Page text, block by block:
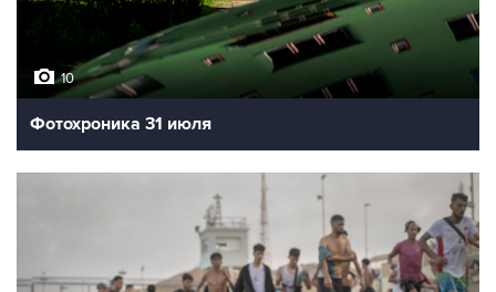
10
Фотохроника 31 июля